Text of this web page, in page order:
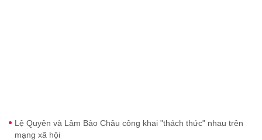
Lệ Quyên và Lâm Bảo Châu công khai "thách thức" nhau trên
mạng xã hội